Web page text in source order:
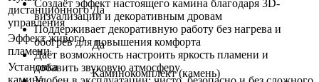
Создаёт эффект настоящего камина благодаря 3D-
визуализации и декоративным дровам
Поддерживает декоративную работу без нагрева и
обогрев для повышения комфорта
Даёт возможность настроить яркость пламени и
добавить звуковую атмосферу
дистанционного
управления
Да
Эффект живого
пламени
Да
Установка
камина
Каминокомплект (камень)